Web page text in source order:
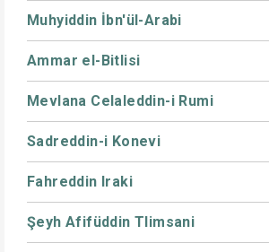
Muhyiddin İbn'ül-Arabi
Ammar el-Bitlisi
Mevlana Celaleddin-i Rumi
Sadreddin-i Konevi
Fahreddin Iraki
Şeyh Afifüddin Tlimsani